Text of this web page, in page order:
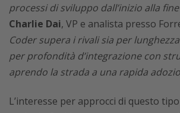
processi di sviluppo dall’inizio alla
Charlie Dai, VP e analista presso
Coder supera i rivali sia per
per profondità d’integrazione con
aprendo la strada a una rapida
L’interesse per approcci di questo